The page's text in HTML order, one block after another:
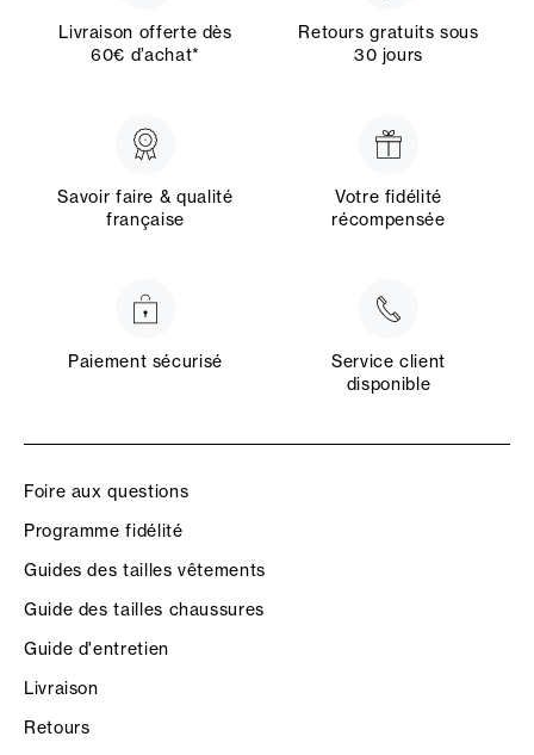
Livraison offerte dès
60€ d’achat*
Retours gratuits sous
30 jours
Savoir faire & qualité
française
Votre fidélité
récompensée
Paiement sécurisé
Service client
disponible
Foire aux questions
Programme fidélité
Guides des tailles vêtements
Guide des tailles chaussures
Guide d'entretien
Livraison
Retours